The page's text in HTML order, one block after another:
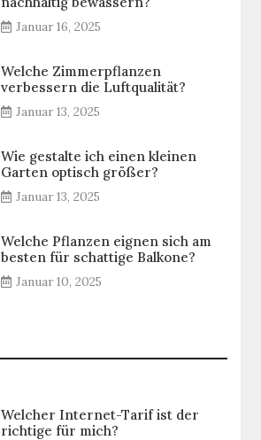
Januar 16, 2025
Welche Zimmerpflanzen
verbessern die Luftqualität?
Januar 13, 2025
Wie gestalte ich einen kleinen
Garten optisch größer?
Januar 13, 2025
Welche Pflanzen eignen sich am
besten für schattige Balkone?
Januar 10, 2025
Welcher Internet-Tarif ist der
richtige für mich?